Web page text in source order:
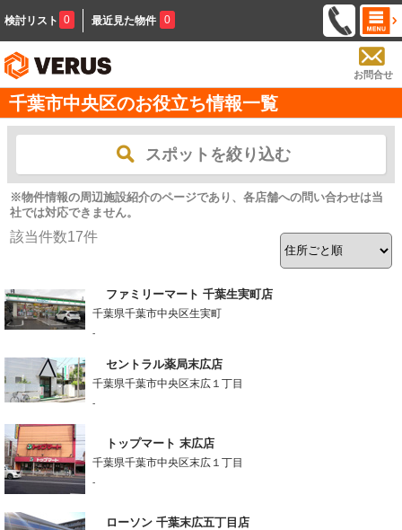
検討リスト 0 最近見た物件 0
お問合せ
千葉市中央区のお役立ち情報一覧
スポットを絞り込む
※物件情報の周辺施設紹介のページであり、各店舗への問い合わせは当
社では対応できません。
該当件数17件
ファミリーマート 千葉生実町店
千葉県千葉市中央区生実町
-
セントラル薬局末広店
千葉県千葉市中央区末広１丁目
-
トップマート 末広店
千葉県千葉市中央区末広１丁目
-
ローソン 千葉末広五丁目店